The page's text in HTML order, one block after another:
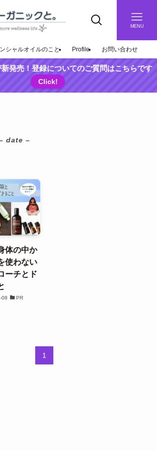
MENU
シャルオイルのこと Profile お問い合わせ
発売！登録についてのご質問はこちらです
Click!
date –
体の中か
使わない
ーチとド
08 PR
1